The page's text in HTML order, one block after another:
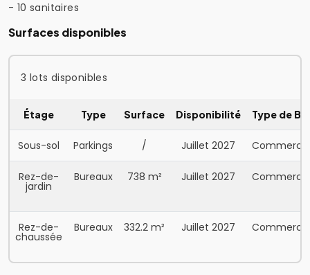
- 10 sanitaires
Surfaces disponibles
3 lots disponibles
Étage Type Surface Disponibilité Type de
Sous-sol Parkings / Juillet 2027
Rez-de-
jardin
Bureaux 738 m² Juillet 2027
Rez-de-
chaussée
Bureaux 332.2 m² Juillet 2027